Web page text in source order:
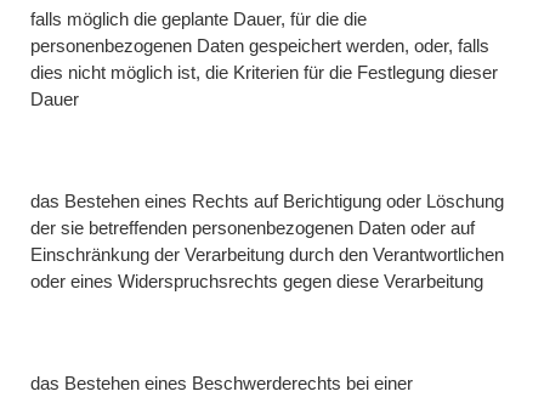
falls möglich die geplante Dauer, für die die
personenbezogenen Daten gespeichert werden, oder, falls
dies nicht möglich ist, die Kriterien für die Festlegung dieser
Dauer
das Bestehen eines Rechts auf Berichtigung oder Löschung
der sie betreffenden personenbezogenen Daten oder auf
Einschränkung der Verarbeitung durch den Verantwortlichen
oder eines Widerspruchsrechts gegen diese Verarbeitung
das Bestehen eines Beschwerderechts bei einer